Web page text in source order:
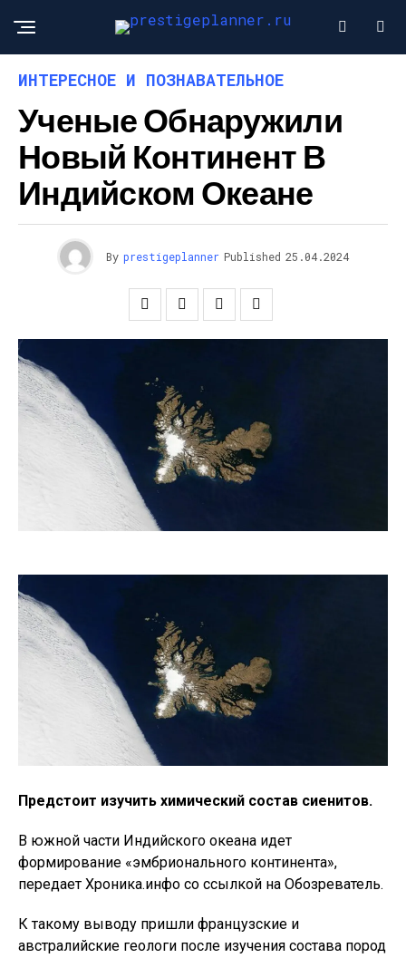
ИНТЕРЕСНОЕ И ПОЗНАВАТЕЛЬНОЕ
Ученые Обнаружили
Новый Континент В
Индийском Океане
By prestigeplanner Published 25.04.2024
Предстоит изучить химический состав сиенитов.
В южной части Индийского океана идет
формирование «эмбрионального континента»,
передает Хроника.инфо со ссылкой на Обозреватель.
К такому выводу пришли французские и
австралийские геологи после изучения состава пород